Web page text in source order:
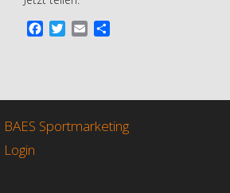
o
k
r
BAES Sportmarketing
Login